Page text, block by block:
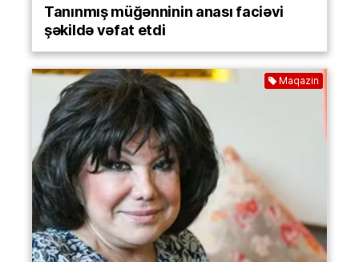
Tanınmış müğənninin anası faciəvi
şəkildə vəfat etdi
Maqazin